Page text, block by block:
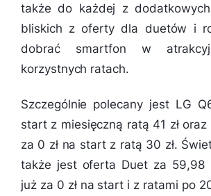
także do każdej z
bliskich z oferty dla duetów i
dobrać smartfon w
korzystnych ratach.
Szczególnie polecany jest LG
start z miesięczną ratą 41 zł oraz
za 0 zł na start z ratą 30 zł.
także jest oferta Duet za 59,98
już za 0 zł na start i z ratami po